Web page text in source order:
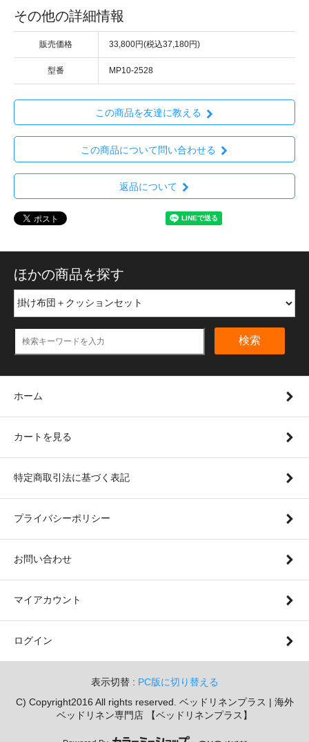
その他の詳細情報
販売価格 33,800円(税込37,180円)
型番 MP10-2528
この商品を友達に教える
この商品について問い合わせる
返品について
ほかの商品を探す
検索
ホーム
カートを見る
特定商取引法に基づく表記
プライバシーポリシー
お問い合わせ
マイアカウント
ログイン
表示切替 : PC版に切り替える
C) Copyright2016 All rights reserved. ベッドリネンプラス | 海外
ベッドリネン専門店 【ベッドリネンプラス】